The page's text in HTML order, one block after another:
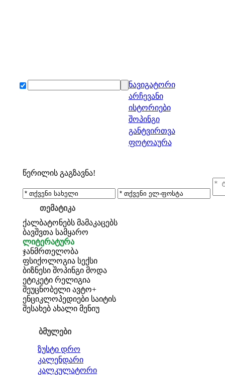
ნავიგატორი
არჩევანი
ისტორიები
შოპინგი
განტვირთვა
ფოტოაურა
წერილის გაგზავნა!
თემატიკა
ქალბატონებს მამაკაცებს
ბავშვთა სამყარო
ლიტერატურა
ჯანმრთელობა
ფსიქოლოგია სექსი
ბიზნესი შოპინგი მოდა
ეტიკეტი რელიგია
შეუცნობელი ავტო+
ენციკლოპედიები საიტის
შესახებ ახალი მენიუ
ბმულები
ზუსტი დრო
კალენდარი
კალკულატორი